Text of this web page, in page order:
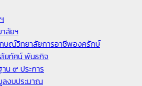
ลัยฯ
ณ์วิทยาลัยการอาชีพองครักษ์
ยทัศน์ พันธกิจ
น ๙ ประการ
ลงบประมาณ